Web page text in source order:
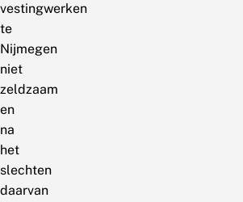
vestingwerken
te
Nijmegen
niet
zeldzaam
en
na
het
slechten
daarvan